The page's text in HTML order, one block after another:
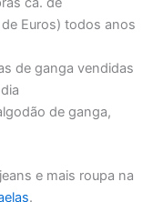
Euros) todos anos
de ganga vendidas
de ganga,
e mais roupa na
.